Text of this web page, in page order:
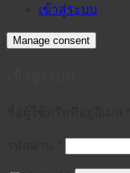
เข้าสู่ระบบ
Manage consent